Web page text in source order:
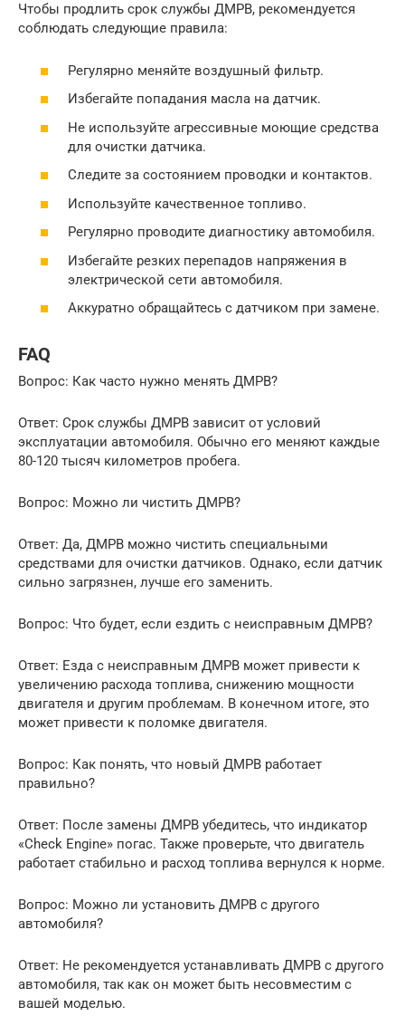
Чтобы продлить срок службы ДМРВ, рекомендуется
соблюдать следующие правила:
Регулярно меняйте воздушный фильтр.
Избегайте попадания масла на датчик.
Не используйте агрессивные моющие средства
для очистки датчика.
Следите за состоянием проводки и контактов.
Используйте качественное топливо.
Регулярно проводите диагностику автомобиля.
Избегайте резких перепадов напряжения в
электрической сети автомобиля.
Аккуратно обращайтесь с датчиком при замене.
FAQ
Вопрос: Как часто нужно менять ДМРВ?
Ответ: Срок службы ДМРВ зависит от условий
эксплуатации автомобиля. Обычно его меняют каждые
80-120 тысяч километров пробега.
Вопрос: Можно ли чистить ДМРВ?
Ответ: Да, ДМРВ можно чистить специальными
средствами для очистки датчиков. Однако, если датчик
сильно загрязнен, лучше его заменить.
Вопрос: Что будет, если ездить с неисправным ДМРВ?
Ответ: Езда с неисправным ДМРВ может привести к
увеличению расхода топлива, снижению мощности
двигателя и другим проблемам. В конечном итоге, это
может привести к поломке двигателя.
Вопрос: Как понять, что новый ДМРВ работает
правильно?
Ответ: После замены ДМРВ убедитесь, что индикатор
«Check Engine» погас. Также проверьте, что двигатель
работает стабильно и расход топлива вернулся к норме.
Вопрос: Можно ли установить ДМРВ с другого
автомобиля?
Ответ: Не рекомендуется устанавливать ДМРВ с другого
автомобиля, так как он может быть несовместим с
вашей моделью.